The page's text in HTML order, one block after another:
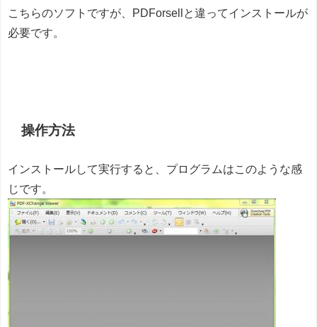
こちらのソフトですが、PDForsellと違ってインストールが
必要です。
操作方法
インストールして実行すると、プログラムはこのような感
じです。